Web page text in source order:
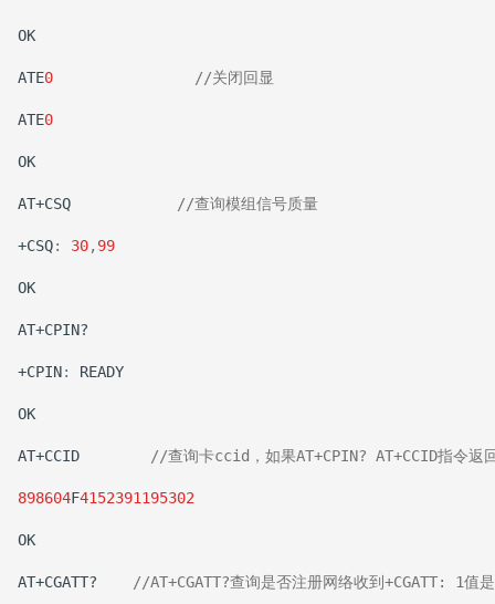
OK
ATE0 //关闭回显
ATE0
OK
AT+CSQ //查询模组信号质量
+CSQ: 30, 99
OK
AT+CPIN?
+CPIN: READY
OK
AT+CCID //查询卡ccid，如果AT+CPIN? AT+CCID指令返
898604F4152391195302
OK
AT+CGATT? //AT+CGATT?查询是否注册网络收到+CGATT: 1值